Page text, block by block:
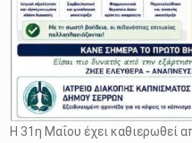
Η 31η Μαΐου έχει καθιερωθεί